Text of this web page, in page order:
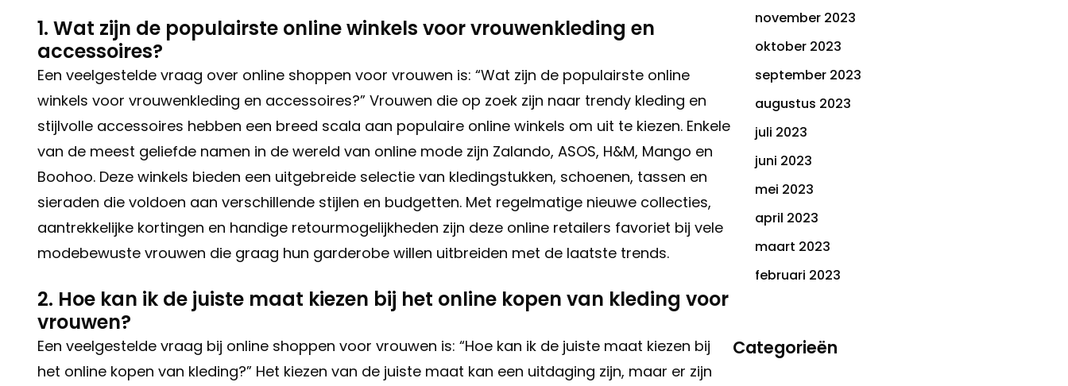
1. Wat zijn de populairste online winkels voor vrouwenkleding en
accessoires?
Een veelgestelde vraag over online shoppen voor vrouwen is: “Wat zijn de populairste online
winkels voor vrouwenkleding en accessoires?” Vrouwen die op zoek zijn naar trendy kleding en
stijlvolle accessoires hebben een breed scala aan populaire online winkels om uit te kiezen. Enkele
van de meest geliefde namen in de wereld van online mode zijn Zalando, ASOS, H&M, Mango en
Boohoo. Deze winkels bieden een uitgebreide selectie van kledingstukken, schoenen, tassen en
sieraden die voldoen aan verschillende stijlen en budgetten. Met regelmatige nieuwe collecties,
aantrekkelijke kortingen en handige retourmogelijkheden zijn deze online retailers favoriet bij vele
modebewuste vrouwen die graag hun garderobe willen uitbreiden met de laatste trends.
2. Hoe kan ik de juiste maat kiezen bij het online kopen van kleding voor
vrouwen?
Een veelgestelde vraag bij online shoppen voor vrouwen is: “Hoe kan ik de juiste maat kiezen bij
het online kopen van kleding?” Het kiezen van de juiste maat kan een uitdaging zijn, maar er zijn
november 2023
oktober 2023
september 2023
augustus 2023
juli 2023
juni 2023
mei 2023
april 2023
maart 2023
februari 2023
Categorieën